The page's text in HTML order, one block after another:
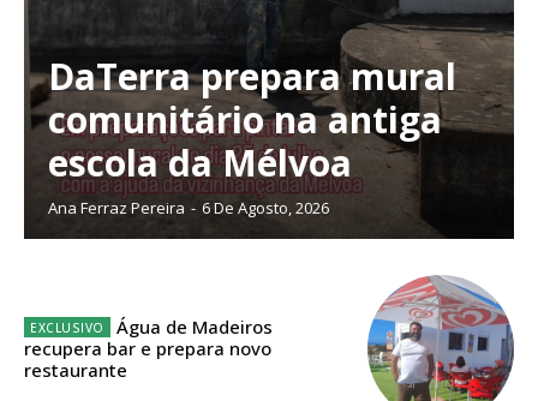
Escolha o plano de assinatura desejado:
ASSINATURA
IMPRESSA
32€
Edição em papel entregue à Quinta-feira em sua
DaTerra prepara mural
comunitário na antiga
escola da Mélvoa
Ana Ferraz Pereira - 6 De Agosto, 2026
Água de Madeiros
recupera bar e prepara novo
restaurante